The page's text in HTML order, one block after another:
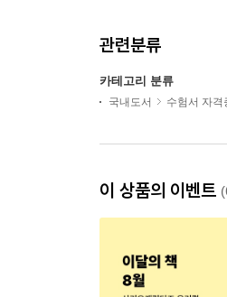
관련분류
카테고리 분류
국내도서 수험서 자격
이 상품의 이벤트